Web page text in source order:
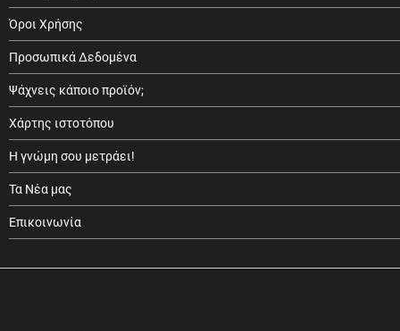
Όροι Χρήσης
Προσωπικά Δεδομένα
Ψάχνεις κάποιο προϊόν;
Χάρτης ιστοτόπου
Η γνώμη σου μετράει!
Τα Νέα μας
Επικοινωνία